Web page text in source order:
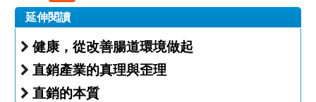
延伸閱讀
健康，從改善腸道環境做起
直銷產業的真理與歪理
直銷的本質